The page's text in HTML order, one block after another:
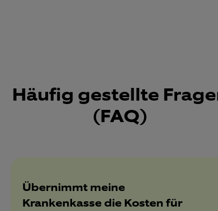
Häufig gestellte
(FAQ)
Übernimmt meine
Krankenkasse die Kosten für